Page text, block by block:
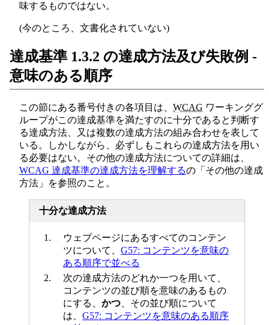
味するものではない。
(今のところ、文書化されていない)
達成基準 1.3.2 の達成方法及び失敗例 -
意味のある順序
この節にある番号付きの各項目は、 WCAG ワーキンググ
ループがこの達成基準を満たすのに十分であると判断す
る達成方法、又は複数の達成方法の組み合わせを表して
いる。しかしながら、必ずしもこれらの達成方法を用い
る必要はない。その他の達成方法についての詳細は、
WCAG 達成基準の達成方法を理解するの「その他の達成
方法」を参照のこと。
十分な達成方法
ウェブページにあるすべてのコンテン
ツについて、 G57: コンテンツを意味の
ある順序で並べる
次の達成方法のどれか一つを用いて、
コンテンツの並び順を意味のあるもの
にする、 かつ 、その並び順について
は、 G57: コンテンツを意味のある順序